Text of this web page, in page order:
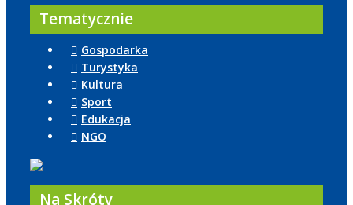
Tematycznie
Gospodarka
Turystyka
Kultura
Sport
Edukacja
NGO
Na Skróty